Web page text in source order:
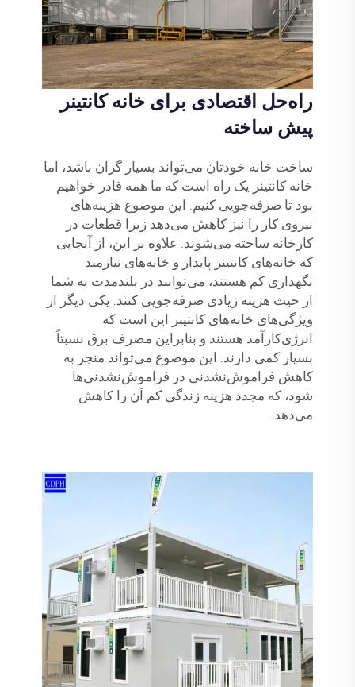
راه‌حل اقتصادی برای خانه کانتینر
پیش ساخته
ساخت خانه خودتان می‌تواند بسیار گران باشد، اما
خانه کانتینر یک راه است که ما همه قادر خواهیم
بود تا صرفه‌جویی کنیم. این موضوع هزینه‌های
نیروی کار را نیز کاهش می‌دهد زیرا قطعات در
کارخانه ساخته می‌شوند. علاوه بر این، از آنجایی
که خانه‌های کانتینر پایدار و خانه‌های نیازمند
نگهداری کم هستند، می‌توانند در بلندمدت به شما
از حیث هزینه زیادی صرفه‌جویی کنند. یکی دیگر از
ویژگی‌های خانه‌های کانتینر این است که
انرژی‌کارآمد هستند و بنابراین مصرف برق نسبتاً
بسیار کمی دارند. این موضوع می‌تواند منجر به
کاهش فراموش‌نشدنی در فراموش‌نشدنی‌ها
شود، که مجدد هزینه زندگی کم آن را کاهش
می‌دهد.